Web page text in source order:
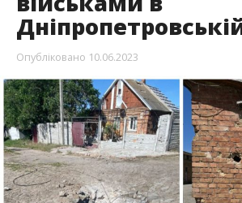
Опубліковано 10.06.2023